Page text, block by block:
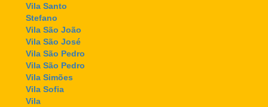
Vila Santo
Stefano
Vila São João
Vila São José
Vila São Pedro
Vila São Pedro
Vila Simões
Vila Sofia
Vila